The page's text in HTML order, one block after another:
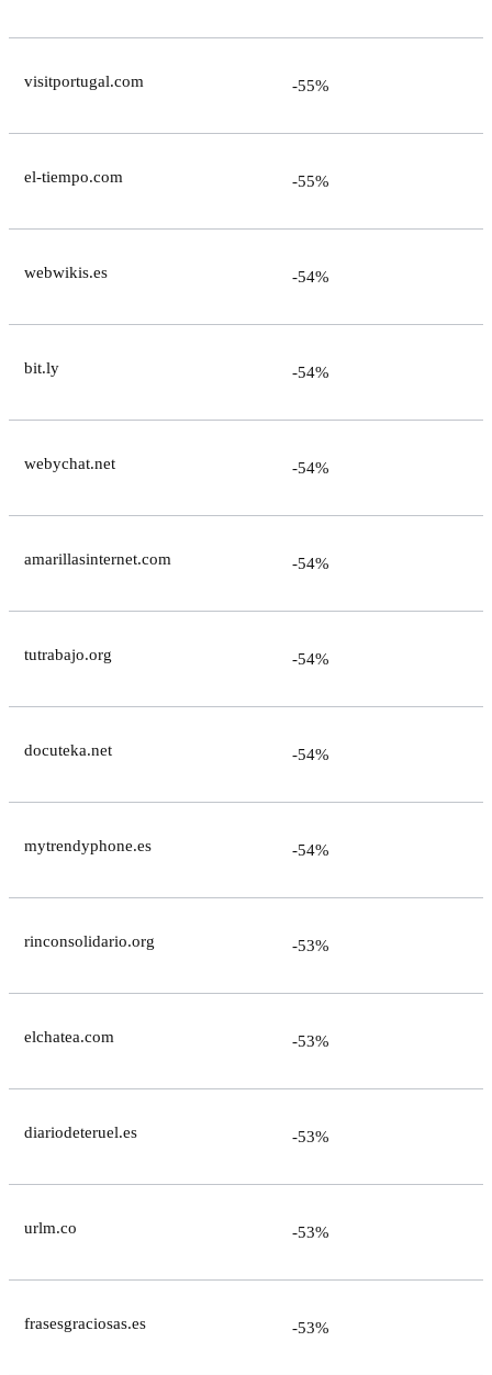
visitportugal.com -55%
el-tiempo.com -55%
webwikis.es -54%
bit.ly -54%
webychat.net -54%
amarillasinternet.com -54%
tutrabajo.org -54%
docuteka.net -54%
mytrendyphone.es -54%
rinconsolidario.org -53%
elchatea.com -53%
diariodeteruel.es -53%
urlm.co -53%
frasesgraciosas.es -53%